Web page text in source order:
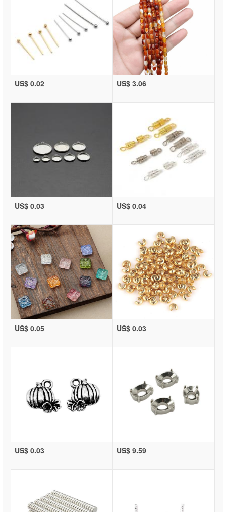
US$ 0.02 US$ 3.06
US$ 0.03 US$ 0.04
US$ 0.05 US$ 0.03
US$ 0.03 US$ 9.59